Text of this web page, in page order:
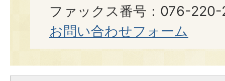
ファックス番号：076-
お問い合わせフォーム